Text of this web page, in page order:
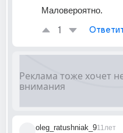
Маловероятно.
1
oleg_ratushniak_911лет